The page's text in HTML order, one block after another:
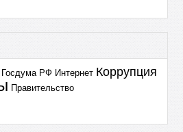
Госдума РФ Интернет Коррупция
Правительство